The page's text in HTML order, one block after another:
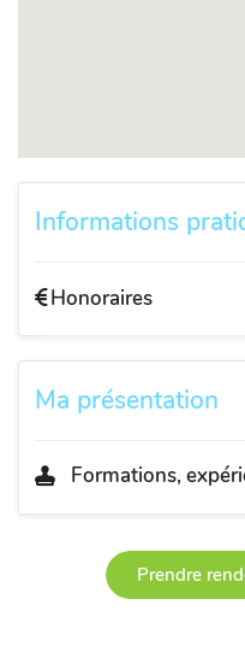
Informations
Honoraires
Ma présentation
Formations,
Prendre